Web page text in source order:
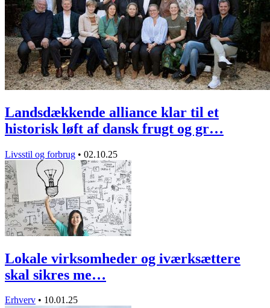
Landsdækkende alliance klar til et
historisk løft af dansk frugt og gr…
Livsstil og forbrug • 02.10.25
Lokale virksomheder og iværksættere
skal sikres me…
Erhverv • 10.01.25